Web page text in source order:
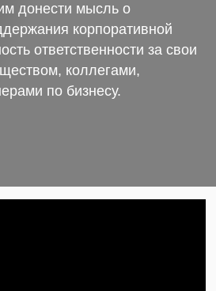
донести мысль о
корпоративной
ответственности за свои
коллегами,
по бизнесу.